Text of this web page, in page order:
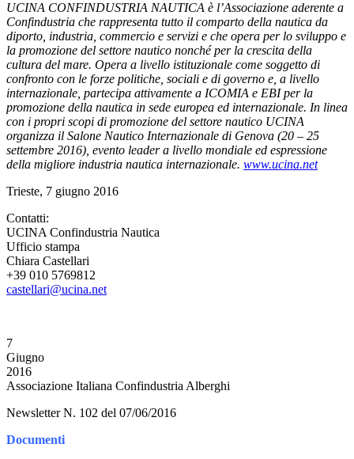
UCINA CONFINDUSTRIA NAUTICA è l’Associazione aderente a
Confindustria che rappresenta tutto il comparto della nautica da
diporto, industria, commercio e servizi e che opera per lo sviluppo e
la promozione del settore nautico nonché per la crescita della
cultura del mare. Opera a livello istituzionale come soggetto di
confronto con le forze politiche, sociali e di governo e, a livello
internazionale, partecipa attivamente a ICOMIA e EBI per la
promozione della nautica in sede europea ed internazionale. In linea
con i propri scopi di promozione del settore nautico UCINA
organizza il Salone Nautico Internazionale di Genova (20 – 25
settembre 2016), evento leader a livello mondiale ed espressione
della migliore industria nautica internazionale. www.ucina.net
Trieste, 7 giugno 2016
Contatti:
UCINA Confindustria Nautica
Ufficio stampa
Chiara Castellari
+39 010 5769812
castellari@ucina.net
7
Giugno
2016
Associazione Italiana Confindustria Alberghi
Newsletter N. 102 del 07/06/2016
Documenti